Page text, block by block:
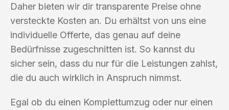
Daher bieten wir dir transparente Preise ohne
versteckte Kosten an. Du erhältst von uns eine
individuelle Offerte, das genau auf deine
Bedürfnisse zugeschnitten ist. So kannst du
sicher sein, dass du nur für die Leistungen zahlst,
die du auch wirklich in Anspruch nimmst.
Egal ob du einen Komplettumzug oder nur einen